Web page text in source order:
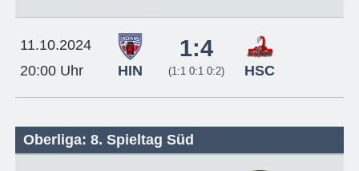
11.10.2024
20:00 Uhr
HIN
1:4
(1:1 0:1 0:2) HSC
Oberliga: 8. Spieltag Süd